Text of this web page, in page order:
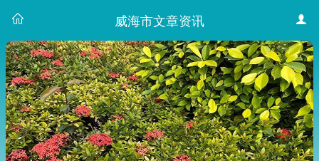
威海市文章资讯